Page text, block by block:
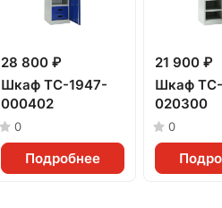
28 800 ₽
Шкаф TC-1947-
000402
0
Подробнее
21 900 ₽
Шкаф
020300
0